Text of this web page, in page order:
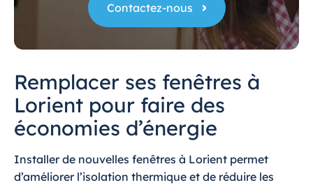
Contactez-nous
Remplacer ses fenêtres à
Lorient pour faire des
économies d’énergie
Installer de nouvelles fenêtres à Lorient permet
d’améliorer l’isolation thermique et de réduire les